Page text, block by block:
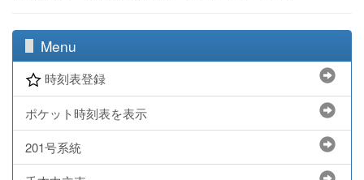
Menu
時刻表登録
ポケット時刻表を表示
201号系統